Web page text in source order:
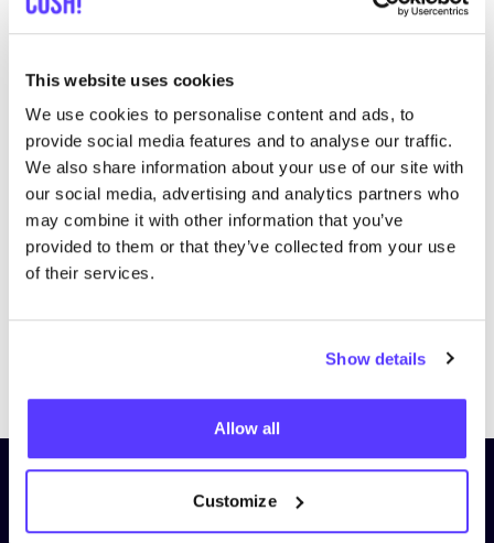
This website uses cookies
We use cookies to personalise content and ads, to
provide social media features and to analyse our traffic.
We also share information about your use of our site with
our social media, advertising and analytics partners who
may combine it with other information that you’ve
provided to them or that they’ve collected from your use
of their services.
Show details
Allow all
Customize
PreviousNext
¡Suscríbete a nuestro boletín
y mantente informado!